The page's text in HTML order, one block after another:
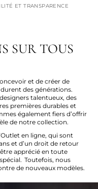
ET TRANSPARENCE
SUR TOUS
et de créer de
des générations.
talentueux, des
premières durables et
également fiers d’offrir
de notre collection.
en ligne, qui sont
et d’un droit de retour
apprécié en toute
Toutefois, nous
de nouveaux modèles.